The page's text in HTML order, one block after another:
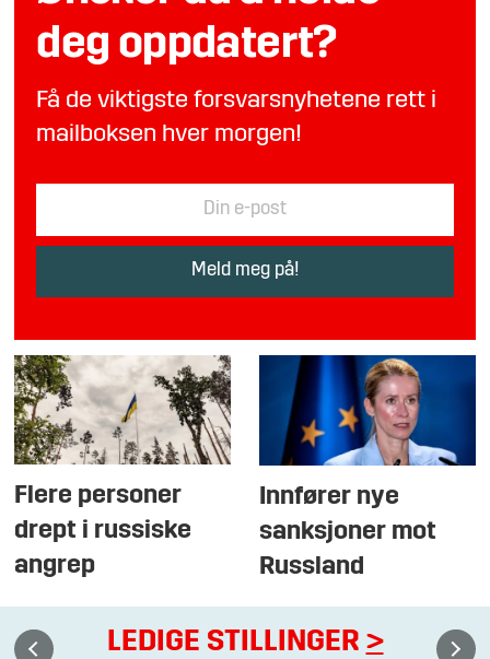
deg oppdatert?
Få de viktigste forsvarsnyhetene rett i
mailboksen hver morgen!
Flere personer
drept i russiske
angrep
Innfører nye
sanksjoner mot
Russland
LEDIGE STILLINGER >